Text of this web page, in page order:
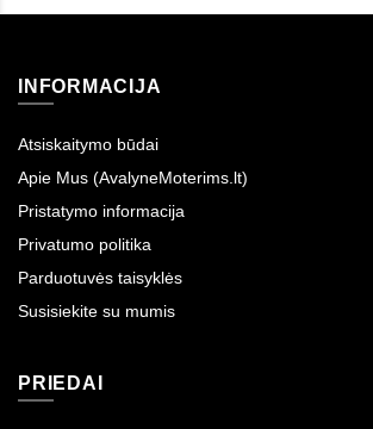
INFORMACIJA
Atsiskaitymo būdai
Apie Mus (AvalyneMoterims.lt)
Pristatymo informacija
Privatumo politika
Parduotuvės taisyklės
Susisiekite su mumis
PRIEDAI